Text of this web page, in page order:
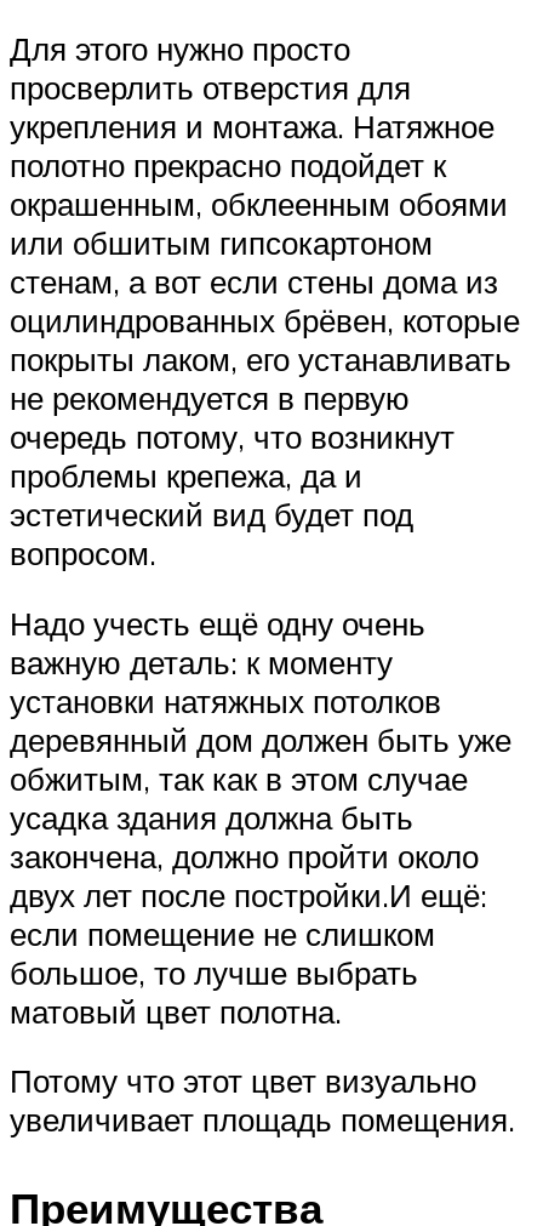
Для этого нужно просто
просверлить отверстия для
укрепления и монтажа. Натяжное
полотно прекрасно подойдет к
окрашенным, обклеенным обоями
или обшитым гипсокартоном
стенам, а вот если стены дома из
оцилиндрованных брёвен, которые
покрыты лаком, его устанавливать
не рекомендуется в первую
очередь потому, что возникнут
проблемы крепежа, да и
эстетический вид будет под
вопросом.
Надо учесть ещё одну очень
важную деталь: к моменту
установки натяжных потолков
деревянный дом должен быть уже
обжитым, так как в этом случае
усадка здания должна быть
закончена, должно пройти около
двух лет после постройки.И ещё:
если помещение не слишком
большое, то лучше выбрать
матовый цвет полотна.
Потому что этот цвет визуально
увеличивает площадь помещения.
Преимущества